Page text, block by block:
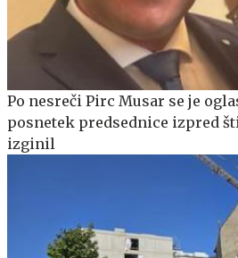
Po nesreči Pirc Musar se je
posnetek predsednice izpred
izginil